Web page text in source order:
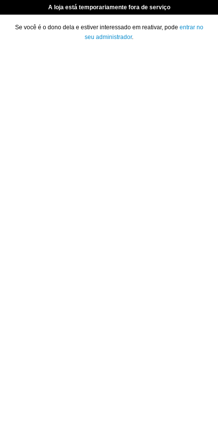
A loja está temporariamente fora de serviço
Se você é o dono dela e estiver interessado em reativar, pode entrar no
seu administrador.